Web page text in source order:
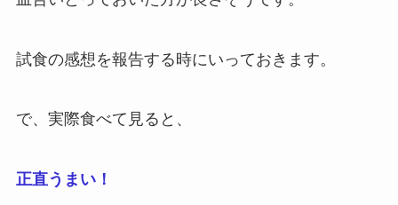
試食の感想を報告する時にいっておきます。
で、実際食べて見ると、
正直うまい！